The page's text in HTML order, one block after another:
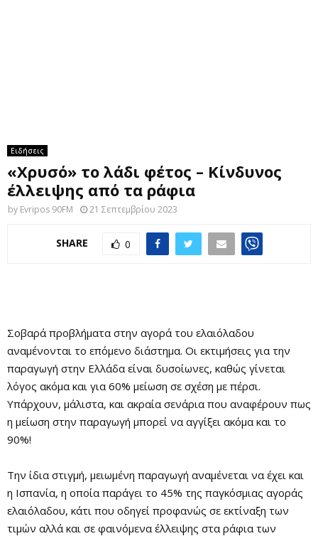
Ειδήσεις
«Χρυσό» το λάδι φέτος – Κίνδυνος
έλλειψης από τα ράφια
by Evripos 90FM 21 Σεπτεμβρίου 2023
SHARE 0
Σοβαρά προβλήματα στην αγορά του ελαιόλαδου
αναμένονται το επόμενο διάστημα. Οι εκτιμήσεις για την
παραγωγή στην Ελλάδα είναι δυσοίωνες, καθώς γίνεται
λόγος ακόμα και για 60% μείωση σε σχέση με πέρσι.
Υπάρχουν, μάλιστα, και ακραία σενάρια που αναφέρουν πως
η μείωση στην παραγωγή μπορεί να αγγίξει ακόμα και το
90%!
Την ίδια στιγμή, μειωμένη παραγωγή αναμένεται να έχει και
η Ισπανία, η οποία παράγει το 45% της παγκόσμιας αγοράς
ελαιόλαδου, κάτι που οδηγεί προφανώς σε εκτίναξη των
τιμών αλλά και σε φαινόμενα έλλειψης στα ράφια των